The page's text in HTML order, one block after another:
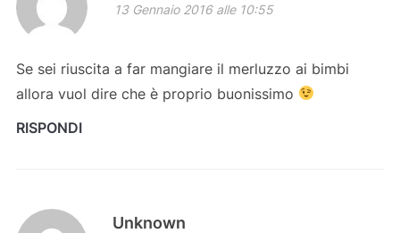
13 Gennaio 2016 alle 10:55
Se sei riuscita a far mangiare il merluzzo ai bimbi
allora vuol dire che è proprio buonissimo
RISPONDI
Unknown